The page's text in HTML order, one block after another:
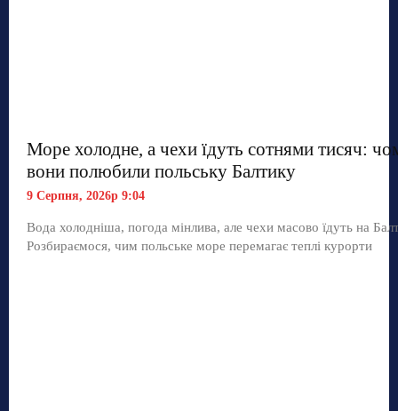
Море холодне, а чехи їдуть сотнями тисяч:
вони полюбили польську Балтику
9 Серпня, 2026р 9:04
Вода холодніша, погода мінлива, але чехи масово їдуть на
Розбираємося, чим польське море перемагає теплі курорти